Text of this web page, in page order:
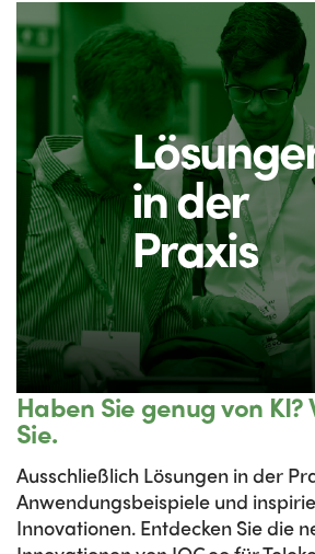
Haben Sie genug von
Sie.
Ausschließlich Lösungen in der
Anwendungsbeispiele und
Innovationen. Entdecken Sie die
in der
Praxis